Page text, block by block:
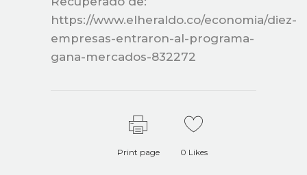
https://www.elheraldo.co/economia/diez-
empresas-entraron-al-programa-
gana-mercados-832272
Print page 0 Likes